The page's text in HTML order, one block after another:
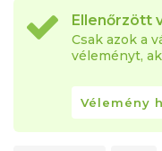
Ellenőrzött
Csak azok a
véleményt,
Vélemény